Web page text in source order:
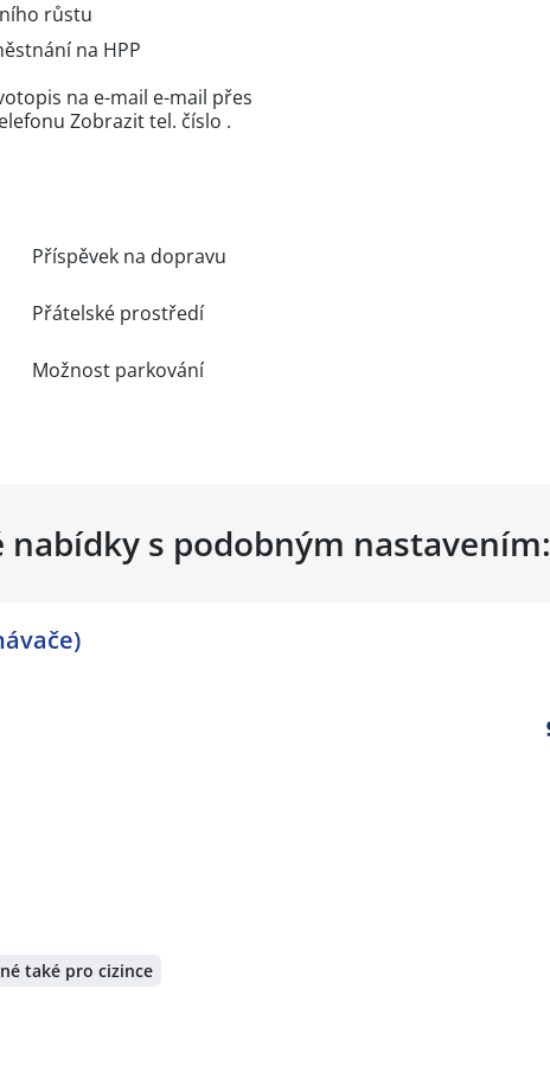
růstu
na HPP
na e-mail e-mail přes
Zobrazit tel. číslo .
Příspěvek na dopravu
Přátelské prostředí
Možnost parkování
nabídky s podobným nastavením:
také pro cizince